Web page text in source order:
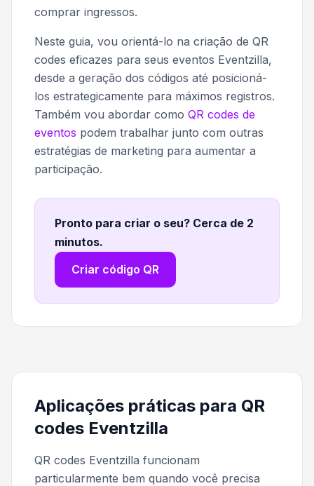
comprar ingressos.
Neste guia, vou orientá-lo na criação de QR
codes eficazes para seus eventos Eventzilla,
desde a geração dos códigos até posicioná-
los estrategicamente para máximos registros.
Também vou abordar como QR codes de
eventos podem trabalhar junto com outras
estratégias de marketing para aumentar a
participação.
Pronto para criar o seu? Cerca de 2
minutos.
Criar código QR
Aplicações práticas para QR
codes Eventzilla
QR codes Eventzilla funcionam
particularmente bem quando você precisa